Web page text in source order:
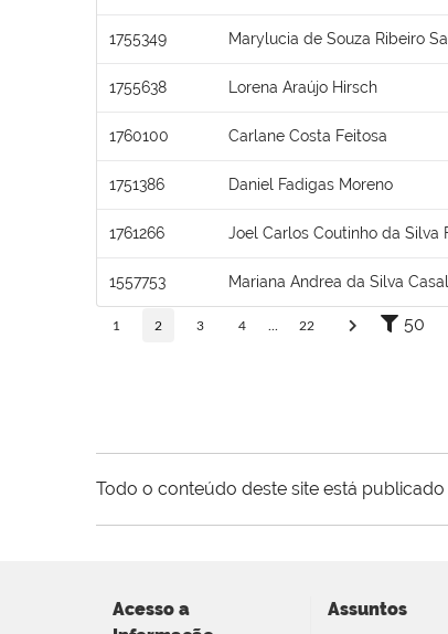
1755349 Marylucia de Souza Ribeiro
1755638 Lorena Araújo Hirsch
1760100 Carlane Costa Feitosa
1751386 Daniel Fadigas Moreno
1761266 Joel Carlos Coutinho da Silva
1557753 Mariana Andrea da Silva
1 2 3 4 22 50
Todo o conteúdo deste site está
Acesso a
Assuntos